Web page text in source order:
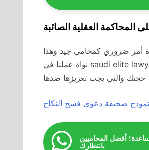
المحاكمة العقلية الصائبة
أمر ضروري كمحامي جيد وهذا
نواة عملنا في saudi elite lawyers السعودية ويجب أيضاً أن يكون المحامي قادراً على النظر في هذه الأحكام بشكل
صحيفة دعوى فسخ النكاح
أفضل المحاميين
بانتظارك